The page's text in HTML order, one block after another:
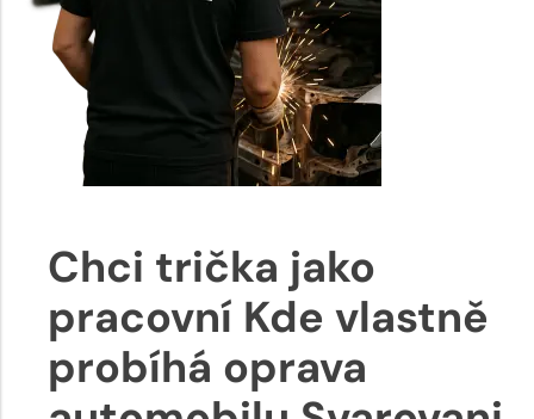
Chci trička jako
pracovní Kde vlastně
probíhá oprava